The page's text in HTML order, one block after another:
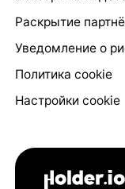
Раскрытие
Уведомление о
Политика cookie
Настройки cookie